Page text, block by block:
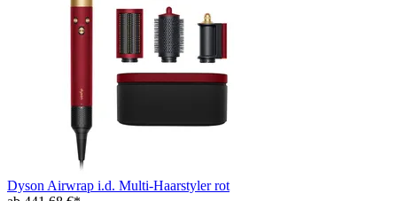
Dyson Airwrap i.d. Multi-Haarstyler rot